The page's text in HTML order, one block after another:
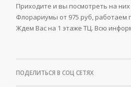
Приходите и вы посмотреть на
Флорариумы от 975 руб, работаем
Ждем Вас на 1 этаже ТЦ. Всю
ПОДЕЛИТЬСЯ В СОЦ СЕТЯХ